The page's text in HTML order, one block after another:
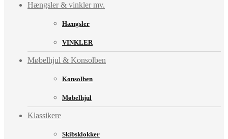
Hængsler & vinkler mv.
Hængsler
VINKLER
Møbelhjul & Konsolben
Konsolben
Møbelhjul
Klassikere
Skibsklokker